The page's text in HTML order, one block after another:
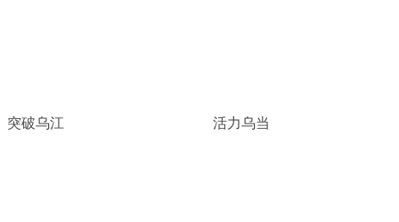
突破乌江 活力乌当